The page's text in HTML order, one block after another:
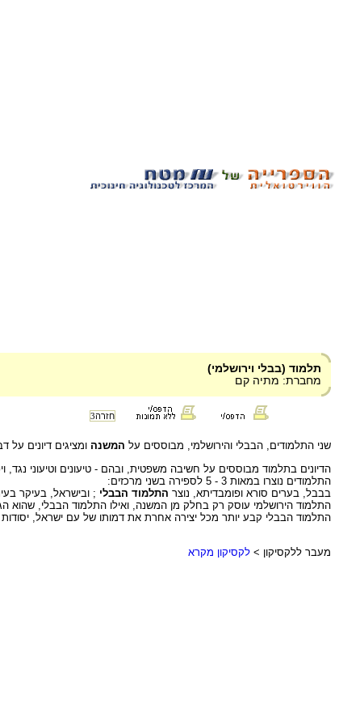
תלמוד (בבלי וירושלמי)
מחברת: מתיה קם
חזרה3
שני התלמודים, הבבלי והירושלמי, מבוססים על המשנה ומציגים דיונים
הדיונים בתלמוד מבוססים על חשיבה משפטית, ובהם - טיעונים וטיעוני נגד,
התלמודים נוצרו במאות 3 - 5 לספירה בשני מרכזים:
בבבל, בערים סורא ופומבדיתא, נוצר התלמוד הבבלי ; ובישראל, בעיקר
התלמוד הירושלמי עוסק רק בחלק מן המשנה, ואילו התלמוד הבבלי, שהוא
התלמוד הבבלי קבע יותר מכל יצירה אחרת את דמותו של עם ישראל, יסודות
מעבר ללקסיקון > לקסיקון מקרא